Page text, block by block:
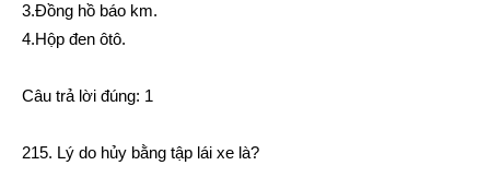
3.Đồng hồ báo km.
4.Hộp đen ôtô.
Câu trả lời đúng: 1
215. Lý do hủy bằng tập lái xe là?